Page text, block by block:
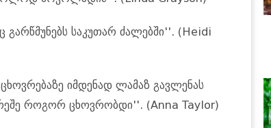
საკუთარ ძალებში''. (Heidi
იმდენად ლამაზ გავლენას
როგორ ცხოვრობდი''. (Anna Taylor)